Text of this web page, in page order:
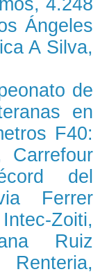
Ángeles
A Silva,
de
en
F40:
Carrefour
del
Ferrer
Zoiti,
Ruiz